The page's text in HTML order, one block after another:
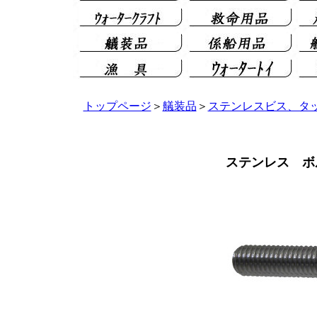
トップページ ＞ 艤装品 ＞ ステンレスビス、タ
ステンレス